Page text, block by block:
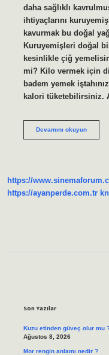
daha sağlıklı
ihtiyaçlarını
kavurmak bu doğal
Kuruyemişleri doğal
kesinlikle çiğ
mi? Kilo vermek için
badem yemek
kalori tüketebilirsiniz.
Devamını okuyun
https://
https://ayanperde.com.tr
Son Yazılar
Kuzu etinden güveç olur mu
Ağustos 8, 2026
Mor rengin anlamı nedir ?